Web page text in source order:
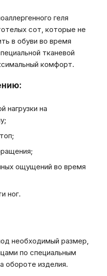
геля
сот, которые не
в обуви во время
тканевой
комфорт.
нагрузки на
ощущений во время
ног.
необходимый размер,
по специальным
обороте изделия.